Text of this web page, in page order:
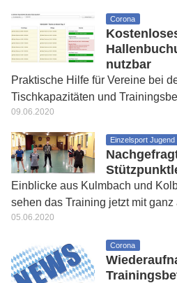
Corona
nutzbar
Praktische Hilfe für Vereine bei
Tischkapazitäten und
09.06.2020
Einzelsport Jugend
Einblicke aus Kulmbach und
sehen das Training jetzt mit ganz
05.06.2020
Corona